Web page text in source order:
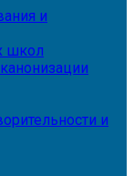
и
школ
и